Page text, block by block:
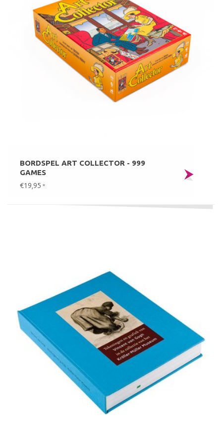
BORDSPEL ART COLLECTOR - 999
GAMES
€19,95 *